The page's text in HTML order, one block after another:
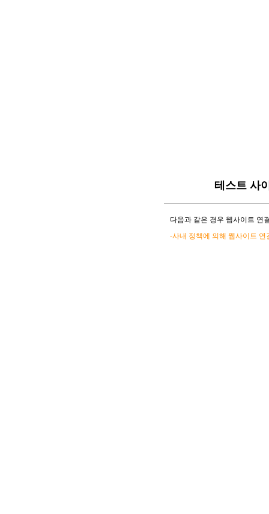
테스트 사
다음과 같은 경우 웹사이트 연
-사내 정책에 의해 웹사이트